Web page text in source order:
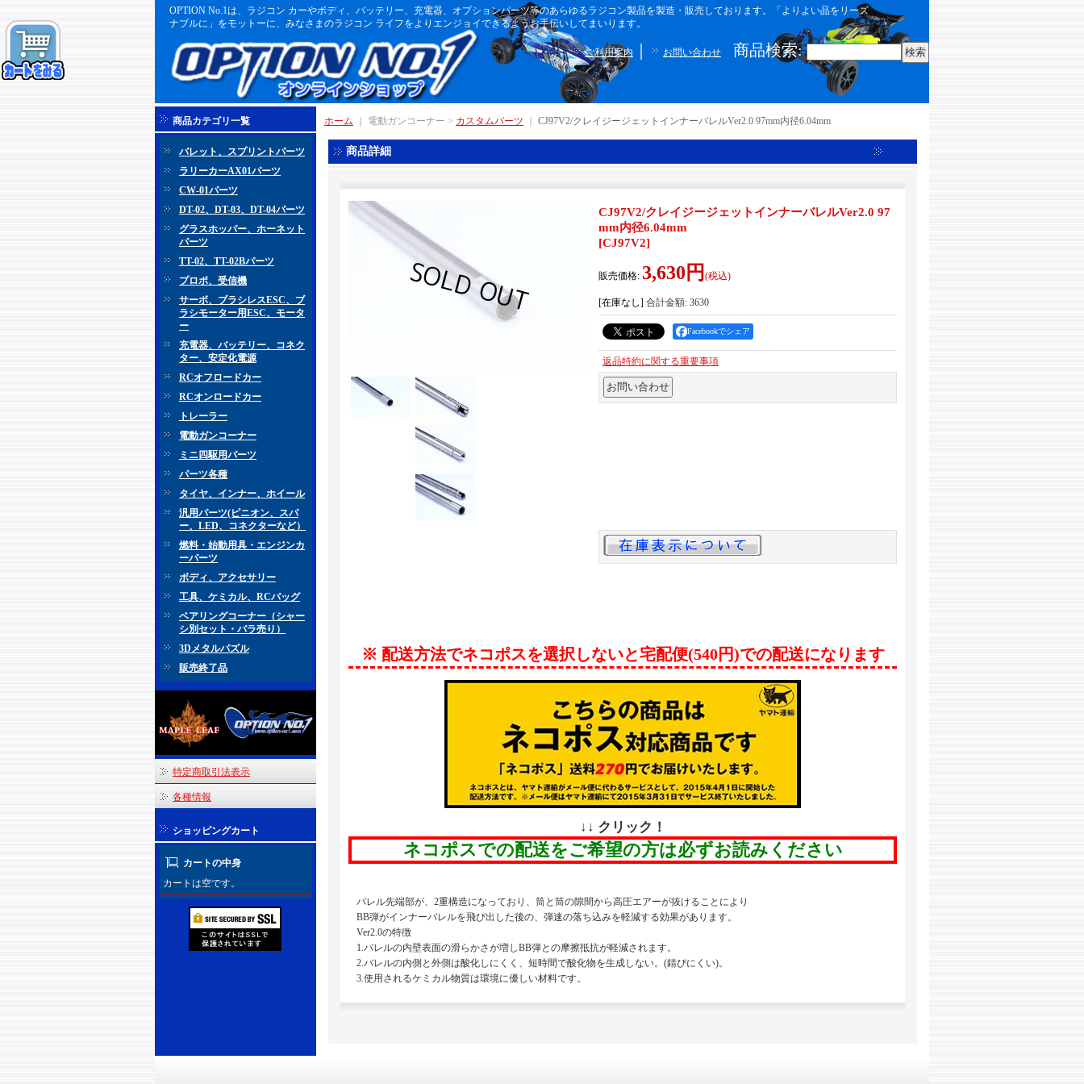
OPTION No.1は、ラジコン カーやボディ、バッテリー、充電器、オプションパーツ等のあらゆるラジコン製品を製造・販売しております。「よりよい品をリーズ
ナブルに」をモットーに、みなさまのラジコン ライフをよりエンジョイできるようお手伝いしてまいります。
ご利用案内 お問い合わせ 商品検索:
商品カテゴリ一覧
バレット、スプリントパーツ
ラリーカーAX01パーツ
CW-01パーツ
DT-02、DT-03、DT-04パーツ
グラスホッパー、ホーネット
パーツ
TT-02、TT-02Bパーツ
プロポ、受信機
サーボ、ブラシレスESC、ブ
ラシモーター用ESC、モータ
ー
充電器、バッテリー、コネク
ター、安定化電源
RCオフロードカー
RCオンロードカー
トレーラー
電動ガンコーナー
ミニ四駆用パーツ
パーツ各種
タイヤ、インナー、ホイール
汎用パーツ(ピニオン、スパ
ー、LED、コネクターなど）
燃料・始動用具・エンジンカ
ーパーツ
ボディ、アクセサリー
工具、ケミカル、RCバッグ
ベアリングコーナー（シャー
シ別セット・バラ売り）
3Dメタルパズル
販売終了品
特定商取引法表示
各種情報
ショッピングカート
カートの中身
カートは空です。
ホーム ｜ 電動ガンコーナー > カスタムパーツ CJ97V2/クレイジージェットインナーバレルVer2.0 97mm内径6.04mm
商品詳細
CJ97V2/クレイジージェットインナーバレルVer2.0 97
mm内径6.04mm
[CJ97V2]
販売価格: 3,630円 (税込)
[在庫なし] 合計金額: 3630
Facebookでシェア
返品特約に関する重要事項
※ 配送方法でネコポスを選択しないと宅配便(540円)での配送になります
↓↓ クリック！
ネコポスでの配送をご希望の方は必ずお読みください
バレル先端部が、2重構造になっており、筒と筒の隙間から高圧エアーが抜けることにより
BB弾がインナーバレルを飛び出した後の、弾速の落ち込みを軽減する効果があります。
Ver2.0の特徴
1.バレルの内壁表面の滑らかさが増しBB弾との摩擦抵抗が軽減されます。
2.バレルの内側と外側は酸化しにくく、短時間で酸化物を生成しない。(錆びにくい)。
3.使用されるケミカル物質は環境に優しい材料です。